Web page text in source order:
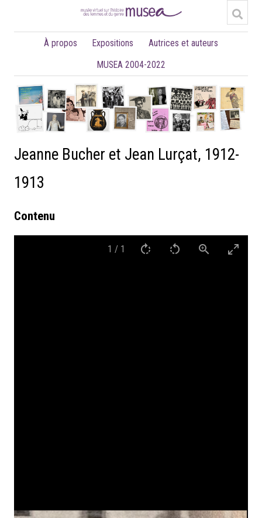
À propos Expositions
Autrices et auteurs
MUSEA 2004-2022
Jeanne Bucher et Jean Lurçat, 1912-
1913
Contenu
1 / 1